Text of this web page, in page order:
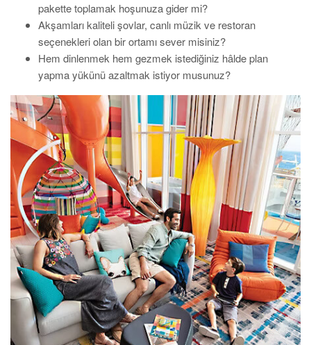
pakette toplamak hoşunuza gider mi?
Akşamları kaliteli şovlar, canlı müzik ve restoran
seçenekleri olan bir ortamı sever misiniz?
Hem dinlenmek hem gezmek istediğiniz hâlde plan
yapma yükünü azaltmak istiyor musunuz?